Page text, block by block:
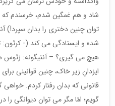
شاد و هم غمگین شدم، خرسندم که
توان چنین دختری را بدان سپرد!)
شده و ایستادگی می کند (- کرئون:
هیچ می گیری؟ – آنتیگونه: زئوس
ایزدانِ زیر خاک، چنین قوانینی
قانونی که بدان رفتار کردم.
گویم؛ امّا مگر می توان دیوانگی را